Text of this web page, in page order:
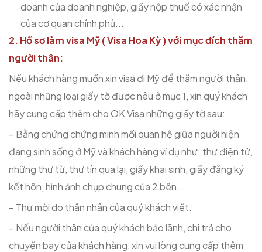
doanh của doanh nghiệp, giấy nộp thuế có xác nhận
của cơ quan chính phủ...
2. Hồ sơ làm visa Mỹ ( Visa Hoa Kỳ ) với mục đích thăm
người thân:
Nếu khách hàng muốn xin visa đi Mỹ để thăm người thân,
ngoài những loại giấy tờ được nêu ở mục 1, xin quý khách
hãy cung cấp thêm cho OK Visa những giấy tờ sau:
– Bằng chứng chứng minh mối quan hệ giữa người hiện
đang sinh sống ở Mỹ và khách hàng ví dụ như: thư điện tử,
những thư từ, thư tín qua lại, giấy khai sinh, giấy đăng ký
kết hôn, hình ảnh chụp chung của 2 bên...
– Thư mời do thân nhân của quý khách viết.
– Nếu người thân của quý khách bảo lãnh, chi trả cho
chuyến bay của khách hàng, xin vui lòng cung cấp thêm